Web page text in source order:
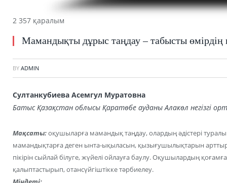
2 357 қаралым
Мамандықты дұрыс таңдау – табысты өмірдің
BY ADMIN
Султанкубиева Асемгул Муратовна
Батыс Қазақстан облысы Қаратөбе ауданы Алакөл негізгі
Мақсаты:оқушыларға мамандық таңдау, олардың әдістері туралы
мамандықтарға деген ынта-ықыласын, қызығушылықтарын
пікірін сыйлай білуге, жүйелі ойлауға баулу. Оқушылардың
қалыптастырып, отансүйгіштікке тәрбиелеу.